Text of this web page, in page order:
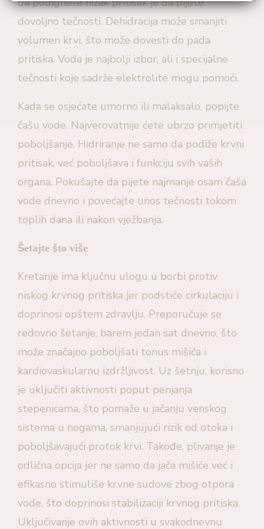
dovoljno tečnosti. Dehidracija može smanjiti
volumen krvi, što može dovesti do pada
pritiska. Voda je najbolji izbor, ali i specijalne
tečnosti koje sadrže elektrolite mogu pomoći.
Kada se osjećate umorno ili malaksalo, popijte
čašu vode. Najverovatnije ćete ubrzo primjetiti
poboljšanje. Hidriranje ne samo da podiže krvni
pritisak, već poboljšava i funkciju svih vaših
organa. Pokušajte da pijete najmanje osam čaša
vode dnevno i povećajte unos tečnosti tokom
toplih dana ili nakon vježbanja.
Šetajte što više
Kretanje ima ključnu ulogu u borbi protiv
niskog krvnog pritiska jer podstiče cirkulaciju i
doprinosi opštem zdravlju. Preporučuje se
redovno šetanje, barem jedan sat dnevno, što
može značajno poboljšati tonus mišića i
kardiovaskularnu izdržljivost. Uz šetnju, korisno
je uključiti aktivnosti poput penjanja
stepenicama, što pomaže u jačanju venskog
sistema u nogama, smanjujući rizik od otoka i
poboljšavajući protok krvi. Takođe, plivanje je
odlična opcija jer ne samo da jača mišiće već i
efikasno stimuliše krvne sudove zbog otpora
vode, što doprinosi stabilizaciji krvnog pritiska.
Uključivanje ovih aktivnosti u svakodnevnu